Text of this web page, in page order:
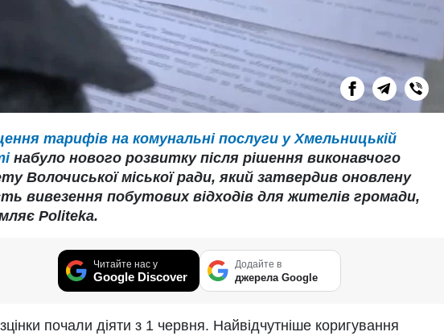
тарифів на комунальні послуги у Хмельницькій
набуло нового розвитку після рішення виконавчого
Волочиської міської ради, який затвердив оновлену
вивезення побутових відходів для жителів громади,
Politeka.
Читайте нас у
Google Discover
Додайте в
джерела Google
почали діяти з 1 червня. Найвідчутніше коригування